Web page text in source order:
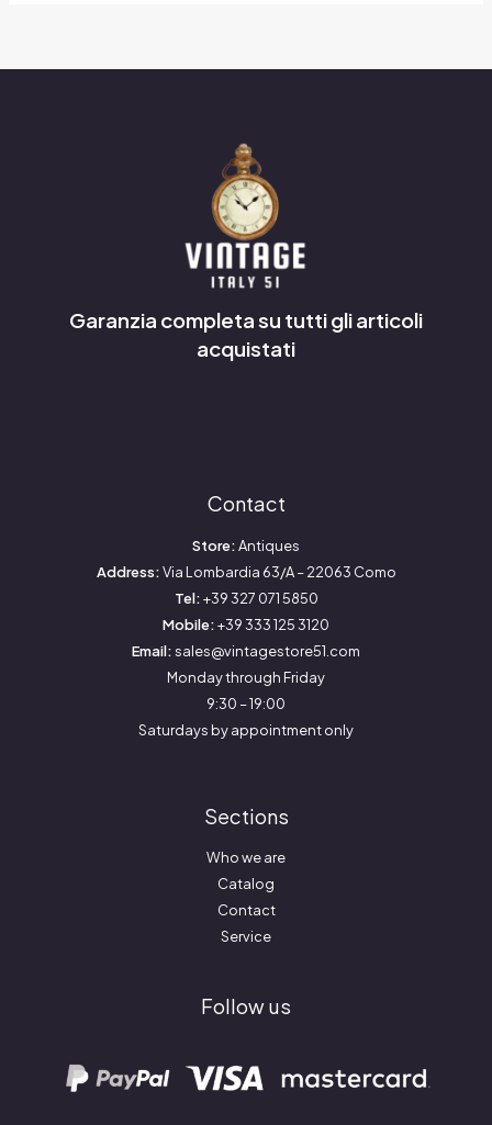
Garanzia completa su tutti gli articoli
acquistati
Contact
Store:Antiques
Address:Via Lombardia 63/A – 22063 Como
Tel:+39 327 071 5850
Mobile:+39 333 125 3120
Email:sales@vintagestore51.com
Monday through Friday
9:30 – 19:00
Saturdays by appointment only
Sections
Who we are
Catalog
Contact
Service
Follow us